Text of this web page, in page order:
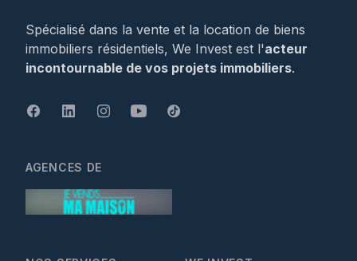
Spécialisé dans la vente et la location de biens
immobiliers résidentiels, We Invest est l'acteur
incontournable de vos projets immobiliers.
AGENCES DE